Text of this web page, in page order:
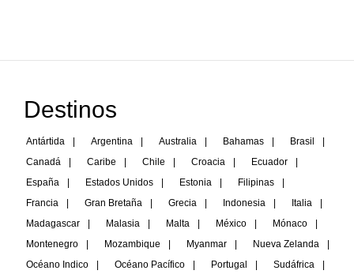
Destinos
Antártida Argentina Australia Bahamas Brasil
Canadá
Caribe Chile Croacia Ecuador
España
Estados Unidos Estonia Filipinas
Francia
Gran Bretaña Grecia Indonesia Italia
Madagascar
Malasia Malta México Mónaco
Montenegro
Mozambique Myanmar Nueva Zelanda
Océano Indico
Océano Pacífico Portugal Sudáfrica